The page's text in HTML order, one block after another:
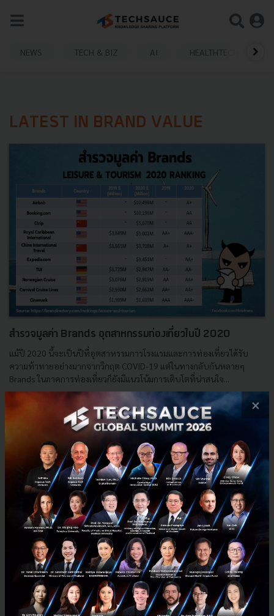
NEWS TECH & BIZ AI HEALTHTECH
LATEST IN BRAND VALUE
สำรวจมูลค่า Brands อุตสาหกรรมท่องเที่ยวในปี 2020
แม้ปี 2020 นี้จะเป็นปีที่อุตสาหรรมการโรงแรมและการท่องเที่ยวได้รับ
ความท้าทายอย่างมากจากวิกฤต COVID-19 แต่ในทางกลับกันหลายๆ
Brands ในภาคการท่องเที่ยวก็ยังมีแนวโน้มการเติบโตที่น่าสนใจ...
| By
Hotelman Brand value hotelmantravel Leisure business
E-mail :contact@techsauce.co
Tel : 02-001-5375
Mobile : 06-4658-9500
×